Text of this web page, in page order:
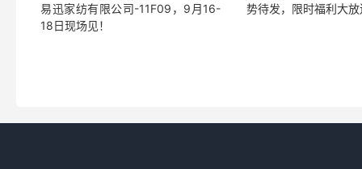
易迅家纺有限公司-11F09，9月16-
18日现场见！
势待发，限时福利大